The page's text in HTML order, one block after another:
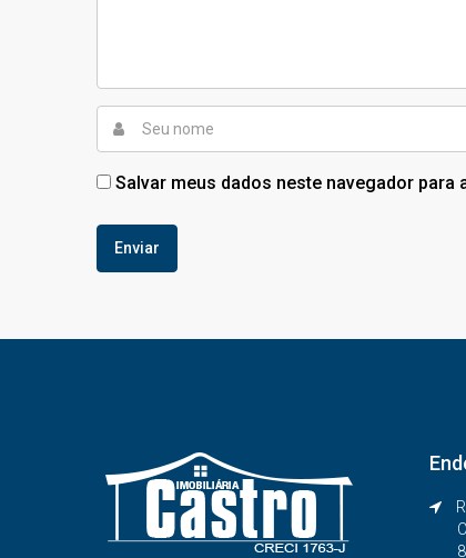
Salvar meus dados neste navegador para